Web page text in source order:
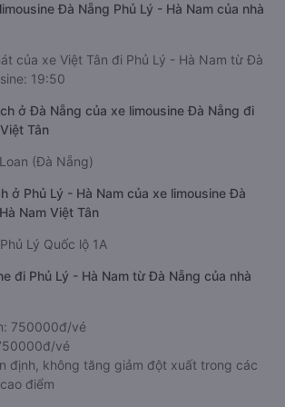
Đà Nẵng Phủ Lý - Hà Nam của nhà
của xe Việt Tân đi Phủ Lý - Hà Nam từ Đà
19:50
ở Đà Nẵng của xe limousine Đà Nẵng đi
Tân
(Đà Nẵng)
ở Phủ Lý - Hà Nam của xe limousine Đà
Nam Việt Tân
Lý Quốc lộ 1A
đi Phủ Lý - Hà Nam từ Đà Nẵng của nhà
750000đ/vé
vé
định, không tăng giảm đột xuất trong các
điểm